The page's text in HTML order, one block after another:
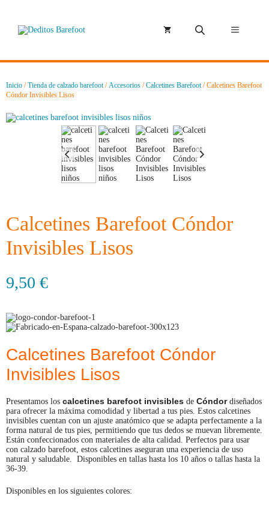
contenido
Menú
Inicio /Tienda de calzado barefoot/Accesorios /Calcetines Barefoot/ Calcetines Barefoot
Cóndor Invisibles Lisos
Calcetines Barefoot Cóndor
Invisibles Lisos
9,50 €
Calcetines Barefoot Cóndor
Invisibles Lisos
Presentamos los calcetines barefoot invisibles de Cóndordiseñados
para ofrecer la máxima comodidad y libertad a tus pies. Estos calcetines
invisibles cuentan con un ajuste anatómico que se adapta perfectamente a la
forma natural de tus pies, permitiendo que tus dedos se muevan libremente.
Están confeccionados con materiales de alta calidad. Perfectos para usar
con calzado barefoot, estos calcetines aseguran una experiencia de uso
natural y saludable. Disponibles en tallas hasta los 10 años o tallas hasta la
36-39.
Disponibles en los siguientes colores: